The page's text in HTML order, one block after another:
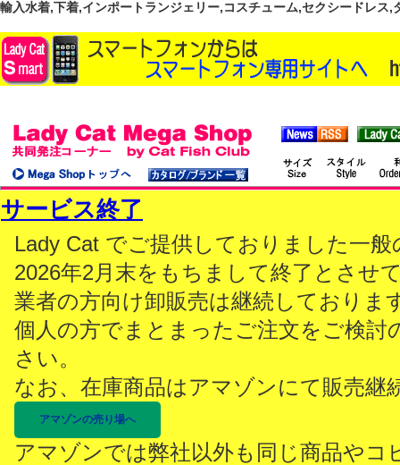
輸入水着,下着,インポートランジェリー,コスチューム,セクシードレス
サービス終了
Lady Cat でご提供しておりました一
2026年2月末をもちまして終了とさせ
業者の方向け卸販売は継続しておりま
個人の方でまとまったご注文をご検討
さい。
なお、在庫商品はアマゾンにて販売継
アマゾンの売り場へ
アマゾンでは弊社以外も同じ商品やコ